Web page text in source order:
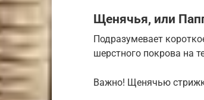
Щенячья, или
Подразумевает
шерстного покрова на
Важно! Щенячью